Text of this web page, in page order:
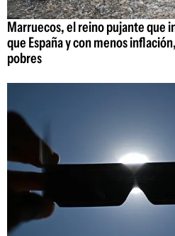
Marruecos, el reino pujante que
que España y con menos
pobres